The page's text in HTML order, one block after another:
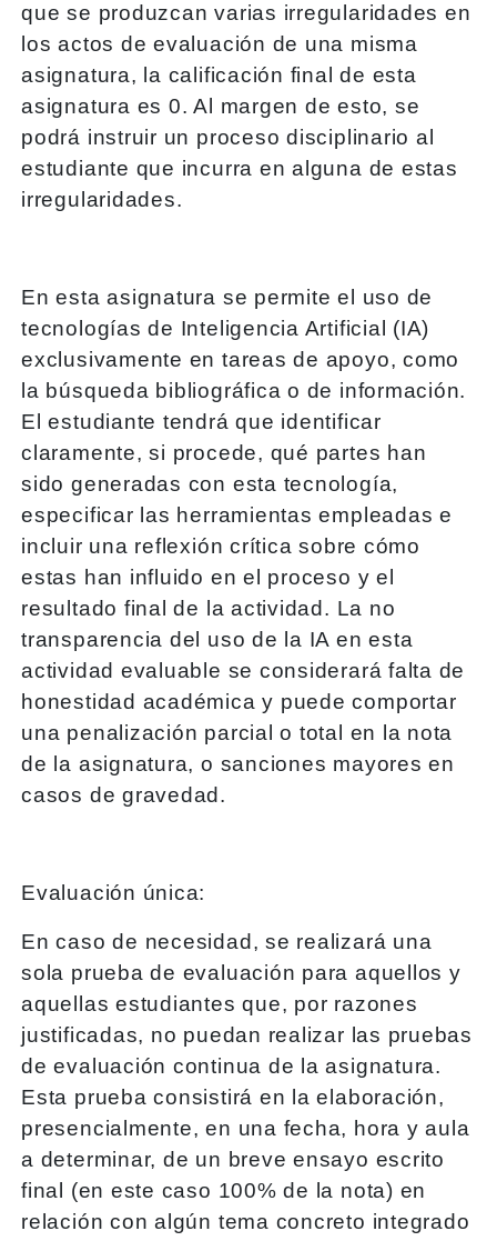
que se produzcan varias irregularidades en
los actos de evaluación de una misma
asignatura, la calificación final de esta
asignatura es 0. Al margen de esto, se
podrá instruir un proceso disciplinario al
estudiante que incurra en alguna de estas
irregularidades.
En esta asignatura se permite el uso de
tecnologías de Inteligencia Artificial (IA)
exclusivamente en tareas de apoyo, como
la búsqueda bibliográfica o de información.
El estudiante tendrá que identificar
claramente, si procede, qué partes han
sido generadas con esta tecnología,
especificar las herramientas empleadas e
incluir una reflexión crítica sobre cómo
estas han influido en el proceso y el
resultado final de la actividad. La no
transparencia del uso de la IA en esta
actividad evaluable se considerará falta de
honestidad académica y puede comportar
una penalización parcial o total en la nota
de la asignatura, o sanciones mayores en
casos de gravedad.
Evaluación única:
En caso de necesidad, se realizará una
sola prueba de evaluación para aquellos y
aquellas estudiantes que, por razones
justificadas, no puedan realizar las pruebas
de evaluación continua de la asignatura.
Esta prueba consistirá en la elaboración,
presencialmente, en una fecha, hora y aula
a determinar, de un breve ensayo escrito
final (en este caso 100% de la nota) en
relación con algún tema concreto integrado